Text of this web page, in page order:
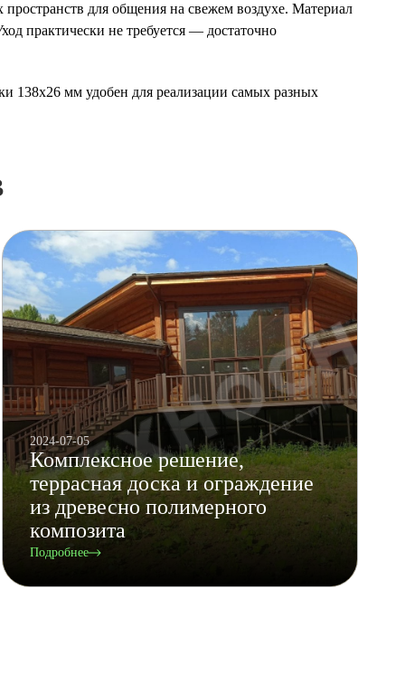
для общения на свежем воздухе. Материал
практически не требуется — достаточно
138x26 мм удобен для реализации самых разных
2024-07-05
Комплексное решение,
террасная доска и ограждение
из древесно полимерного
композита
Подробнее